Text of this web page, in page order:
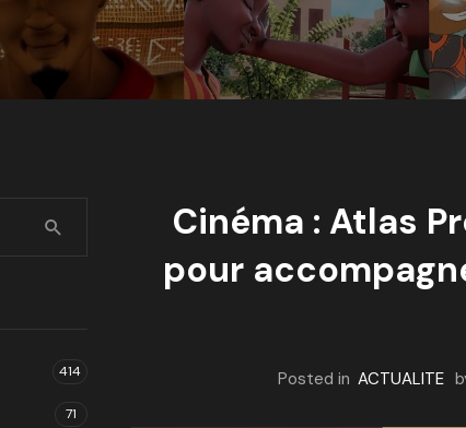
Cinéma : Atlas
pour
Posted in ACTUALITE
414
71